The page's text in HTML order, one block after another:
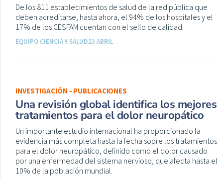
De los 811 establecimientos de salud de la red pública que
deben acreditarse, hasta ahora, el 94% de los hospitales y el
17% de los CESFAM cuentan con el sello de calidad.
EQUIPO CIENCIA Y SALUD23 ABRIL
INVESTIGACIÓN - PUBLICACIONES
Una revisión global identifica los mejores
tratamientos para el dolor neuropático
Un importante estudio internacional ha proporcionado la
evidencia más completa hasta la fecha sobre los tratamientos
para el dolor neuropático, definido como el dolor causado
por una enfermedad del sistema nervioso, que afecta hasta el
10% de la población mundial.